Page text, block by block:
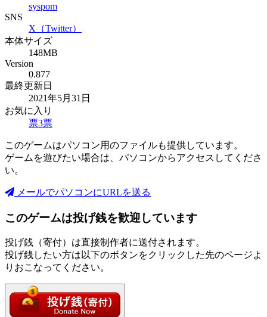
syspom
SNS
X（Twitter）
本体サイズ
148MB
Version
0.877
最終更新日
2021年5月31日
お気に入り
票3票
このゲームはパソコン用のファイルも提供しています。
ゲームを遊びたい場合は、パソコンからアクセスしてくださ
い。
メールでパソコンにURLを送る
このゲームは投げ銭を歓迎しています
投げ銭（寄付）は直接制作者に送付されます。
投げ銭したい方は以下のボタンをクリックした先のページよ
りおこなってください。